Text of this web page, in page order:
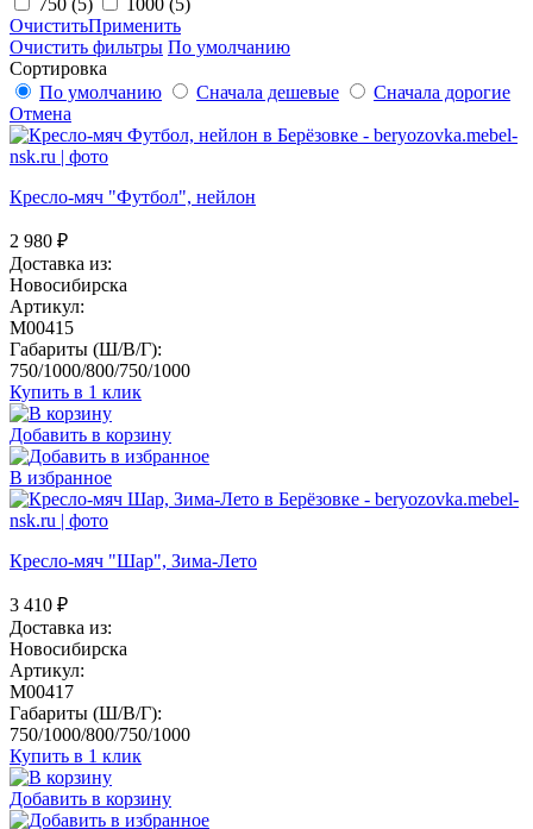
ОчиститьПрименить
Очистить фильтры По умолчанию
Сортировка
По умолчанию
Сначала дешевые
Сначала дорогие
Отмена
Кресло-мяч "Футбол", нейлон
2 980 ₽
Доставка из:
Новосибирска
Артикул:
M00415
Габариты (Ш/В/Г):
750/1000/800/750/1000
Купить в 1 клик
Добавить в корзину
В избранное
Кресло-мяч "Шар", Зима-Лето
3 410 ₽
Доставка из:
Новосибирска
Артикул:
M00417
Габариты (Ш/В/Г):
750/1000/800/750/1000
Купить в 1 клик
Добавить в корзину